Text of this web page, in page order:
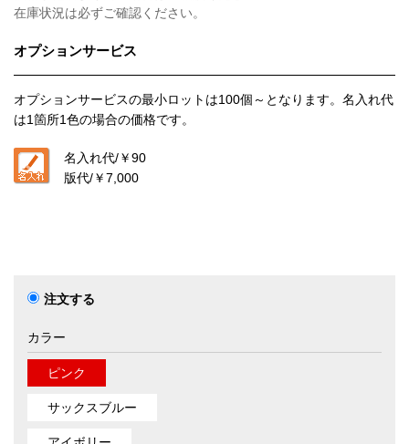
在庫状況は必ずご確認ください。
オプションサービス
オプションサービスの最小ロットは100個～ となります。名入れ代
は1箇所1色の場合の価格です。
名入れ代/￥90
版代/￥7,000
注文する
カラー
ピンク
サックスブルー